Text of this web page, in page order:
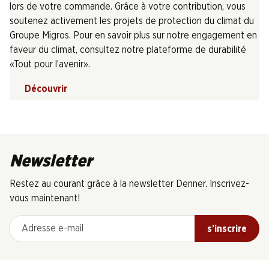
lors de votre commande. Grâce à votre contribution, vous
soutenez activement les projets de protection du climat du
Groupe Migros. Pour en savoir plus sur notre engagement en
faveur du climat, consultez notre plateforme de durabilité
«Tout pour l’avenir».
Découvrir
Newsletter
Restez au courant grâce à la newsletter Denner. Inscrivez-
vous maintenant!
Adresse e-mail
s’inscrire